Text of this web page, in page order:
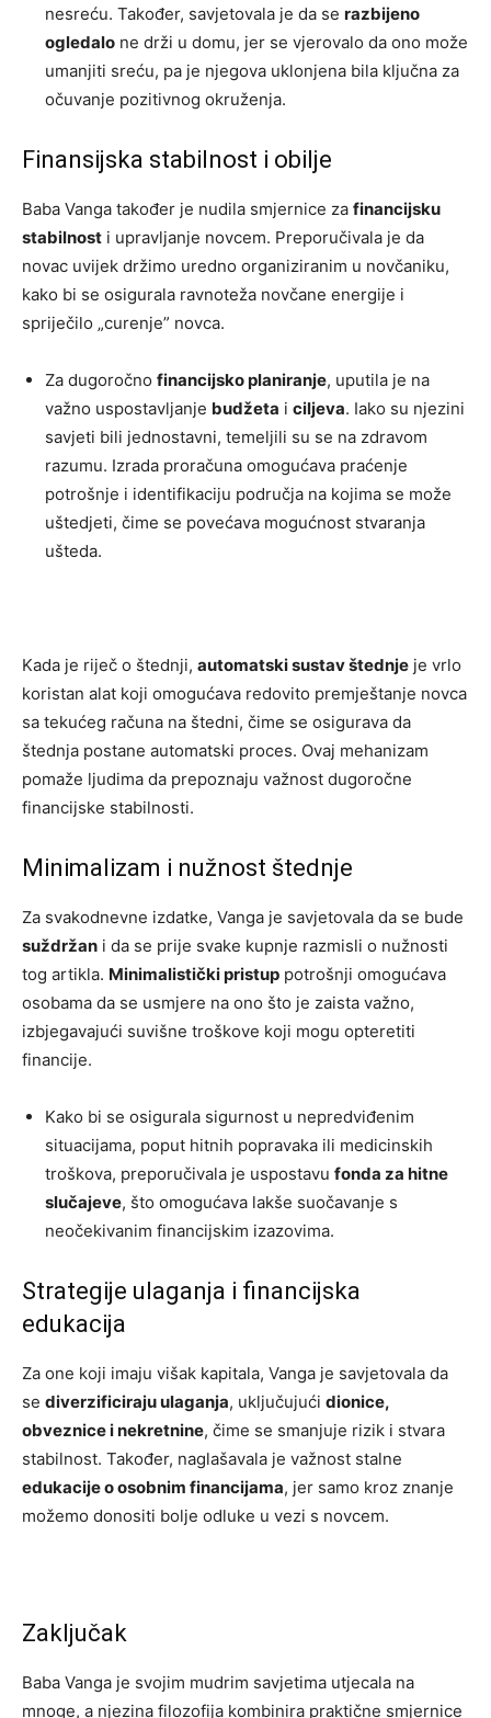
nesreću. Također, savjetovala je da se razbijeno
ogledalo ne drži u domu, jer se vjerovalo da ono može
umanjiti sreću, pa je njegova uklonjena bila ključna za
očuvanje pozitivnog okruženja.
Finansijska stabilnost i obilje
Baba Vanga također je nudila smjernice za financijsku
stabilnost i upravljanje novcem. Preporučivala je da
novac uvijek držimo uredno organiziranim u novčaniku,
kako bi se osigurala ravnoteža novčane energije i
spriječilo „curenje” novca.
Za dugoročno financijsko planiranje, uputila je na
važno uspostavljanje budžeta i ciljeva. Iako su njezini
savjeti bili jednostavni, temeljili su se na zdravom
razumu. Izrada proračuna omogućava praćenje
potrošnje i identifikaciju područja na kojima se može
uštedjeti, čime se povećava mogućnost stvaranja
ušteda.
Kada je riječ o štednji, automatski sustav štednje je vrlo
koristan alat koji omogućava redovito premještanje novca
sa tekućeg računa na štedni, čime se osigurava da
štednja postane automatski proces. Ovaj mehanizam
pomaže ljudima da prepoznaju važnost dugoročne
financijske stabilnosti.
Minimalizam i nužnost štednje
Za svakodnevne izdatke, Vanga je savjetovala da se bude
suždržan i da se prije svake kupnje razmisli o nužnosti
tog artikla. Minimalistički pristup potrošnji omogućava
osobama da se usmjere na ono što je zaista važno,
izbjegavajući suvišne troškove koji mogu opteretiti
financije.
Kako bi se osigurala sigurnost u nepredviđenim
situacijama, poput hitnih popravaka ili medicinskih
troškova, preporučivala je uspostavu fonda za hitne
slučajeve, što omogućava lakše suočavanje s
neočekivanim financijskim izazovima.
Strategije ulaganja i financijska
edukacija
Za one koji imaju višak kapitala, Vanga je savjetovala da
se diverzificiraju ulaganja, uključujući dionice,
obveznice i nekretnine, čime se smanjuje rizik i stvara
stabilnost. Također, naglašavala je važnost stalne
edukacije o osobnim financijama, jer samo kroz znanje
možemo donositi bolje odluke u vezi s novcem.
Zaključak
Baba Vanga je svojim mudrim savjetima utjecala na
mnoge, a njezina filozofija kombinira praktične smjernice